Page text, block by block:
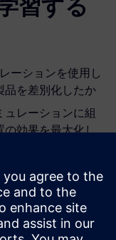
習する
ーションを使用し
品を差別化したか
ュレーションに組
の効果を最大化し
ーションの活用